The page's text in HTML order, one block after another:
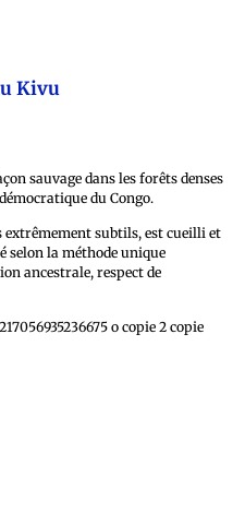
Kivu
sauvage dans les forêts denses
du Congo.
subtils, est cueilli et
selon la méthode unique
ancestrale, respect de